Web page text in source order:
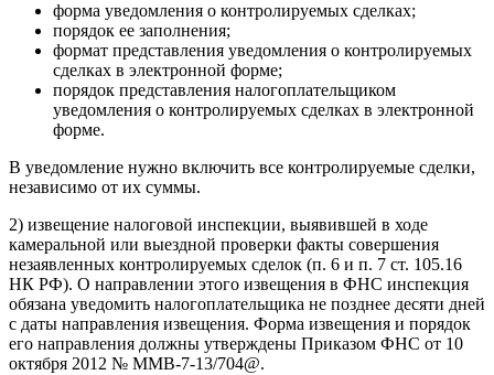
форма уведомления о контролируемых сделках;
порядок ее заполнения;
формат представления уведомления о контролируемых
сделках в электронной форме;
порядок представления налогоплательщиком
уведомления о контролируемых сделках в электронной
форме.
В уведомление нужно включить все контролируемые сделки,
независимо от их суммы.
2) извещение налоговой инспекции, выявившей в ходе
камеральной или выездной проверки факты совершения
незаявленных контролируемых сделок (п. 6 и п. 7 ст. 105.16
НК РФ). О направлении этого извещения в ФНС инспекция
обязана уведомить налогоплательщика не позднее десяти дней
с даты направления извещения. Форма извещения и порядок
его направления должны утверждены Приказом ФНС от 10
октября 2012 № ММВ-7-13/704@.